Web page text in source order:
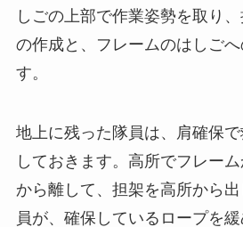
しごの上部で作業姿勢を取り
の作成と、フレームのはしご
す。
地上に残った隊員は、肩確保
しておきます。高所でフレー
から離して、担架を高所から
員が、確保しているロープを緩